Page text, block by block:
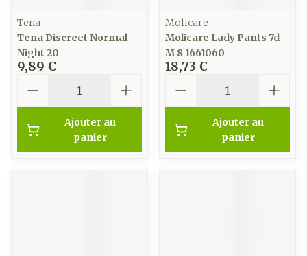
Tena
Tena Discreet Normal
Night 20
9,89 €
Ajouter au
panier
Molicare
Molicare Lady Pants 7d
M 8 1661060
18,73 €
Ajouter au
panier